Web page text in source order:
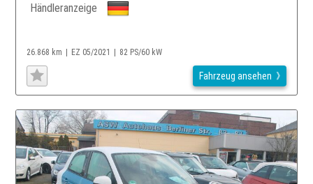
Händleranzeige
26.868 km EZ 05/2021 82 PS/60 kW
Fahrzeug ansehen